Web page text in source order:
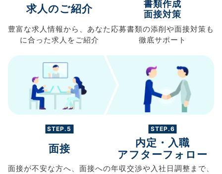
求人のご紹介
豊富な求人情報から、 あなた
に合った求人を ご紹介
書類作成
面接対策
応募書類の添削や面接対策も
徹底サポート
STEP.5
面接
面接が不安な方へ、 面接への
STEP.6
内定・入職
アフターフォロー
年収交渉や入社日調整まで、